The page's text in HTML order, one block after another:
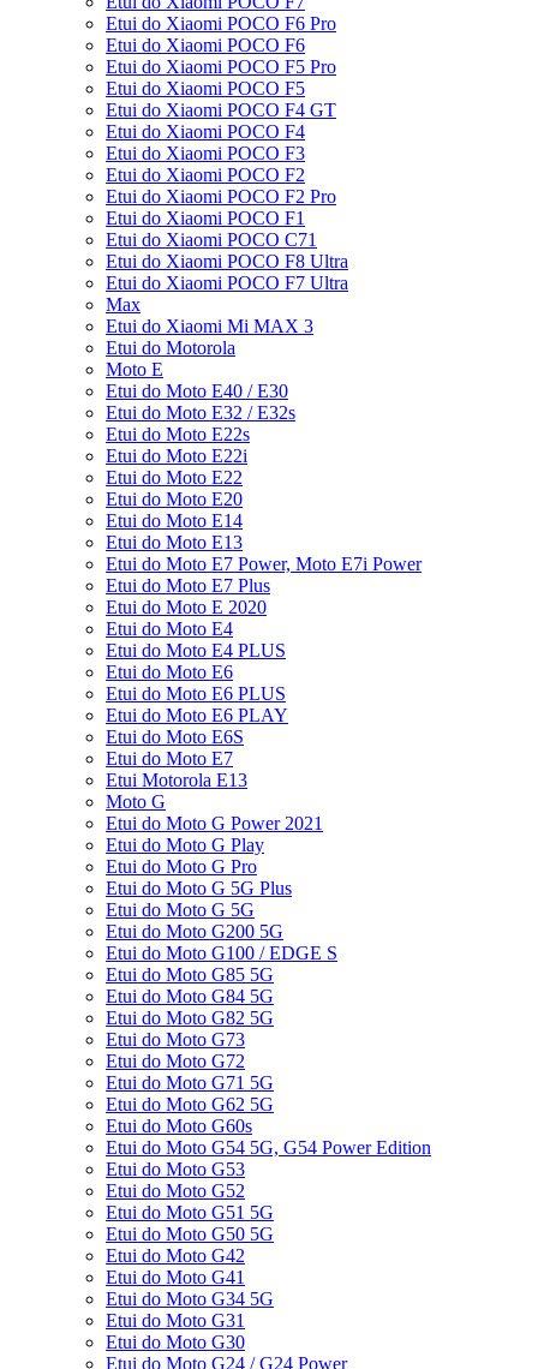
Etui do Xiaomi POCO F6 Pro
Etui do Xiaomi POCO F6
Etui do Xiaomi POCO F5 Pro
Etui do Xiaomi POCO F5
Etui do Xiaomi POCO F4 GT
Etui do Xiaomi POCO F4
Etui do Xiaomi POCO F3
Etui do Xiaomi POCO F2
Etui do Xiaomi POCO F2 Pro
Etui do Xiaomi POCO F1
Etui do Xiaomi POCO C71
Etui do Xiaomi POCO F8 Ultra
Etui do Xiaomi POCO F7 Ultra
Max
Etui do Xiaomi Mi MAX 3
Etui do Motorola
Moto E
Etui do Moto E40 / E30
Etui do Moto E32 / E32s
Etui do Moto E22s
Etui do Moto E22i
Etui do Moto E22
Etui do Moto E20
Etui do Moto E14
Etui do Moto E13
Etui do Moto E7 Power, Moto E7i Power
Etui do Moto E7 Plus
Etui do Moto E 2020
Etui do Moto E4
Etui do Moto E4 PLUS
Etui do Moto E6
Etui do Moto E6 PLUS
Etui do Moto E6 PLAY
Etui do Moto E6S
Etui do Moto E7
Etui Motorola E13
Moto G
Etui do Moto G Power 2021
Etui do Moto G Play
Etui do Moto G Pro
Etui do Moto G 5G Plus
Etui do Moto G 5G
Etui do Moto G200 5G
Etui do Moto G100 / EDGE S
Etui do Moto G85 5G
Etui do Moto G84 5G
Etui do Moto G82 5G
Etui do Moto G73
Etui do Moto G72
Etui do Moto G71 5G
Etui do Moto G62 5G
Etui do Moto G60s
Etui do Moto G54 5G, G54 Power Edition
Etui do Moto G53
Etui do Moto G52
Etui do Moto G51 5G
Etui do Moto G50 5G
Etui do Moto G42
Etui do Moto G41
Etui do Moto G34 5G
Etui do Moto G31
Etui do Moto G30
Etui do Moto G24 / G24 Power